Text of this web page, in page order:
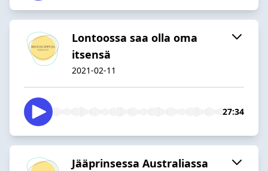
Lontoossa saa olla oma
itsensä
2021-02-11
27:34
Jääprinsessa Australiassa